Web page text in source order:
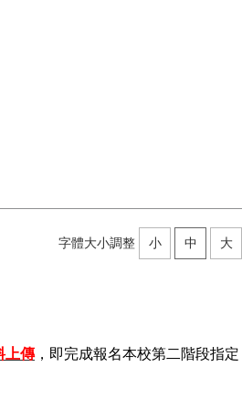
字體大小調整 小 中 大
上傳，即完成報名本校第二階段指定